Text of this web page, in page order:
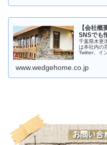
【会社
SNSでも
千葉県木更
は本社内の
Twitter、イ
www.wedgehome.co.jp